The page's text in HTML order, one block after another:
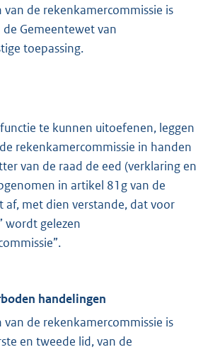
van de rekenkamercommissie is
Gemeentewet van
toepassing.
te kunnen uitoefenen, leggen
rekenkamercommissie in handen
van de raad de eed (verklaring en
in artikel 81g van de
af, met dien verstande, dat voor
wordt gelezen
handelingen
van de rekenkamercommissie is
en tweede lid, van de